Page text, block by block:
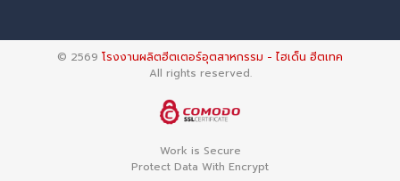
© 2569 โรงงานผลิตฮีตเตอร์อุตสาหกรรม - ไฮเด็น ฮีตเทค
All rights reserved.
Work is Secure
Protect Data With Encrypt